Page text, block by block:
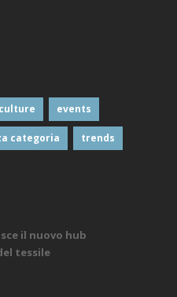
culture events
categoria trends
il nuovo hub
tessile